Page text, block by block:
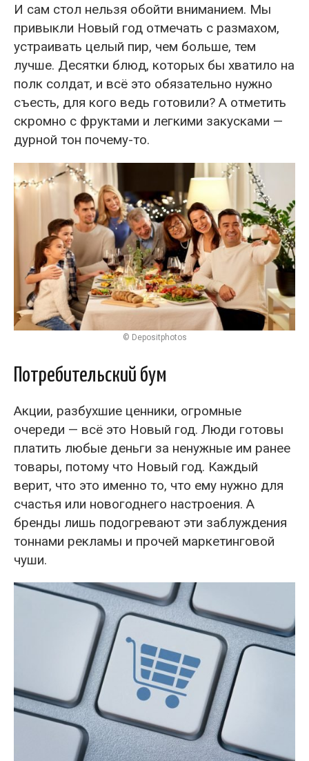
И сам стол нельзя обойти вниманием. Мы
привыкли Новый год отмечать с размахом,
устраивать целый пир, чем больше, тем
лучше. Десятки блюд, которых бы хватило на
полк солдат, и всё это обязательно нужно
съесть, для кого ведь готовили? А отметить
скромно с фруктами и легкими закусками —
дурной тон почему-то.
© Depositphotos
Потребительский бум
Акции, разбухшие ценники, огромные
очереди — всё это Новый год. Люди готовы
платить любые деньги за ненужные им ранее
товары, потому что Новый год. Каждый
верит, что это именно то, что ему нужно для
счастья или новогоднего настроения. А
бренды лишь подогревают эти заблуждения
тоннами рекламы и прочей маркетинговой
чуши.